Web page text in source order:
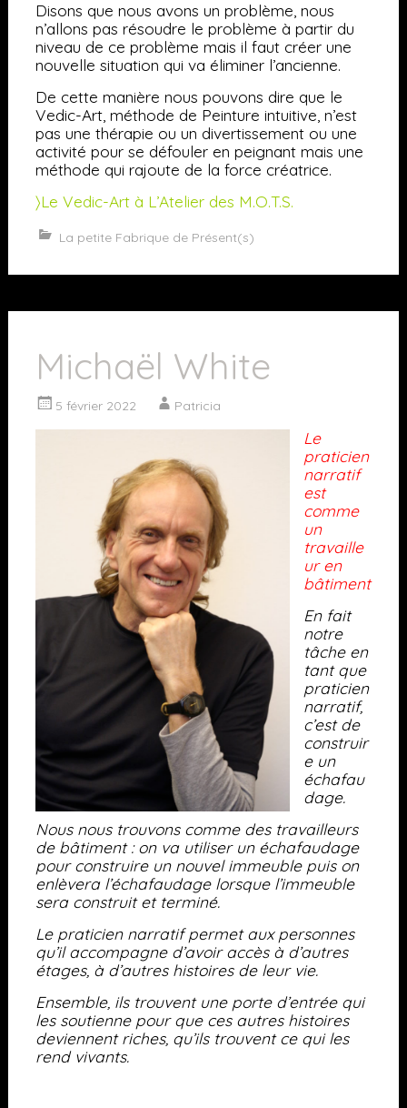
Disons que nous avons un problème, nous
n’allons pas résoudre le problème à partir du
niveau de ce problème mais il faut créer une
nouvelle situation qui va éliminer l’ancienne.
De cette manière nous pouvons dire que le
Vedic-Art, méthode de Peinture intuitive, n’est
pas une thérapie ou un divertissement ou une
activité pour se défouler en peignant mais une
méthode qui rajoute de la force créatrice.
〉Le Vedic-Art à L’Atelier des M.O.T.S.
La petite Fabrique de Présent(s)
Michaël White
5 février 2022 Patricia
Le
praticien
narratif
est
comme
un
travaille
ur en
bâtiment
En fait
notre
tâche en
tant que
praticien
narratif,
c’est de
construir
e un
échafau
dage.
Nous nous trouvons comme des travailleurs
de bâtiment : on va utiliser un échafaudage
pour construire un nouvel immeuble puis on
enlèvera l’échafaudage lorsque l’immeuble
sera construit et terminé.
Le praticien narratif permet aux personnes
qu’il accompagne d’avoir accès à d’autres
étages, à d’autres histoires de leur vie.
Ensemble, ils trouvent une porte d’entrée qui
les soutienne pour que ces autres histoires
deviennent riches, qu’ils trouvent ce qui les
rend vivants.